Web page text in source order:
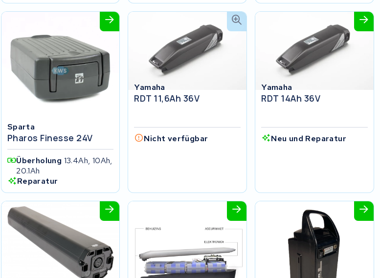
Sparta
Pharos Finesse 24V
Überholung 13.4Ah, 10Ah,
20.1Ah
Reparatur
Yamaha
RDT 11,6Ah 36V
Nicht verfügbar
Yamaha
RDT 14Ah 36V
Neu und Reparatur